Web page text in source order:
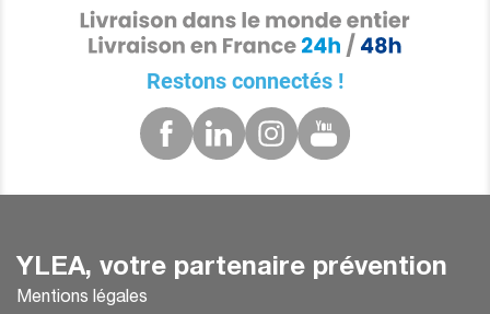
Restons connectés !
YLEA, votre partenaire prévention
Mentions légales